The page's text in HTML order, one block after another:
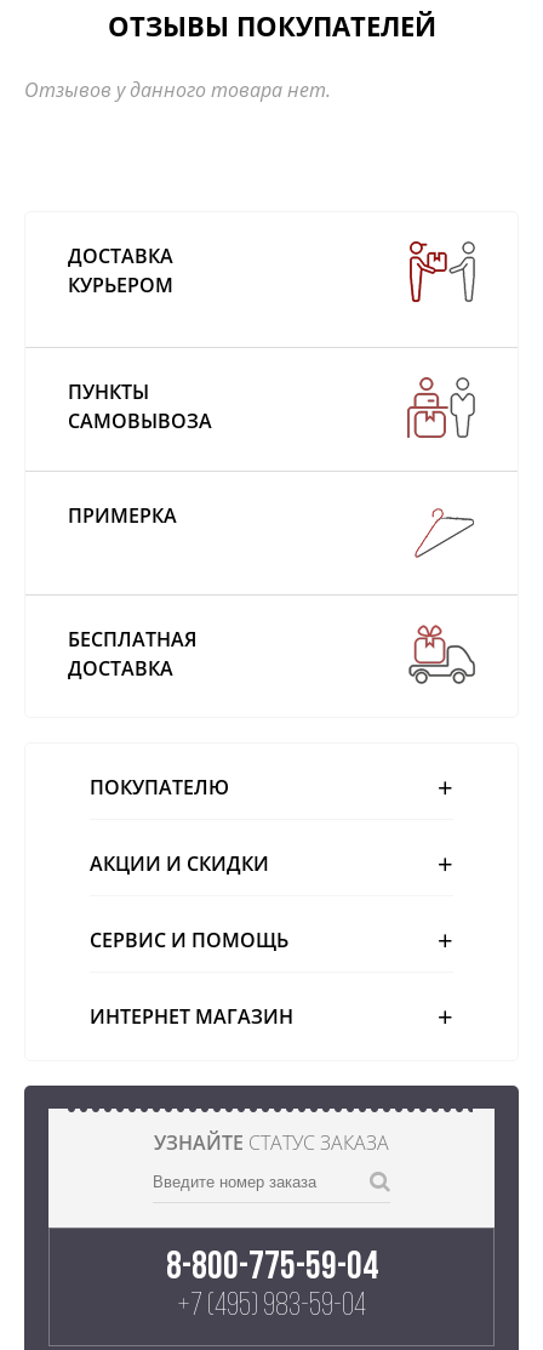
ОТЗЫВЫ ПОКУПАТЕЛЕЙ
Отзывов у данного товара нет.
ДОСТАВКА
КУРЬЕРОМ
ПУНКТЫ
САМОВЫВОЗА
ПРИМЕРКА
БЕСПЛАТНАЯ
ДОСТАВКА
ПОКУПАТЕЛЮ
АКЦИИ И СКИДКИ
СЕРВИС И ПОМОЩЬ
ИНТЕРНЕТ МАГАЗИН
УЗНАЙТЕ СТАТУС ЗАКАЗА
8-800-775-59-04
+7 (495) 983-59-04